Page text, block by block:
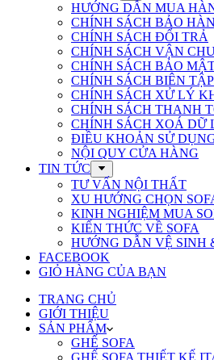
HƯỚNG DẪN MUA
CHÍNH SÁCH BẢO
CHÍNH SÁCH ĐỔI TRẢ
CHÍNH SÁCH VẬN
CHÍNH SÁCH BẢO
CHÍNH SÁCH BIÊN TẬP
CHÍNH SÁCH XỬ LÝ
CHÍNH SÁCH THANH
CHÍNH SÁCH XOÁ DỮ
ĐIỀU KHOẢN SỬ
NỘI QUY CỬA HÀNG
TIN TỨC
TƯ VẤN NỘI THẤT
XU HƯỚNG CHỌN
KINH NGHIỆM MUA
KIẾN THỨC VỀ SOFA
HƯỚNG DẪN VỆ SINH
FACEBOOK
GIỎ HÀNG CỦA BẠN
TRANG CHỦ
GIỚI THIỆU
SẢN PHẨM
GHẾ SOFA
GHẾ SOFA THIẾT KẾ